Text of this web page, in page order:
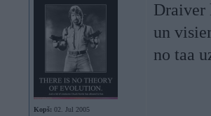
Kopš: 02. Jul 2005
Draiver
un
no taa